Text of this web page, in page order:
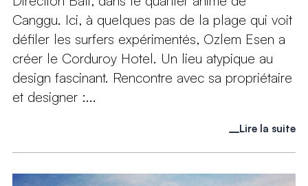
Canggu. Ici, à quelques pas de la plage qui voit
défiler les surfers expérimentés, Ozlem Esen a
créer le Corduroy Hotel. Un lieu atypique au
design fascinant. Rencontre avec sa propriétaire
et designer :...
Lire la suite